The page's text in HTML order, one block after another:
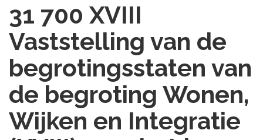
31 700 XVIII
Vaststelling van de
begrotingsstaten van
de begroting Wonen,
Wijken en Integratie